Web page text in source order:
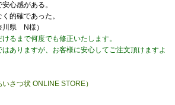
心感がある。
的確であった。
県 N様）
るまで何度でも修正いたします。
ありますが、お客様に安心してご注文頂けますよ
さつ状 ONLINE STORE）